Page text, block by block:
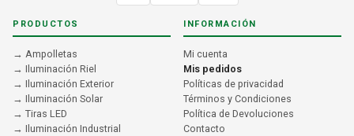
PRODUCTOS
→ Ampolletas
→ Iluminación Riel
→ Iluminación Exterior
→ Iluminación Solar
→ Tiras LED
→ Iluminación Industrial
INFORMACIÓN
Mi cuenta
Mis pedidos
Políticas de privacidad
Términos y Condiciones
Política de Devoluciones
Contacto